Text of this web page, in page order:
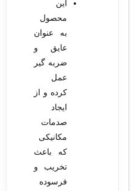
این
محصول
به عنوان
عایق و
ضربه گیر
عمل
کرده و از
ایجاد
صدمات
مکانیکی
که باعث
تخریب و
فرسوده